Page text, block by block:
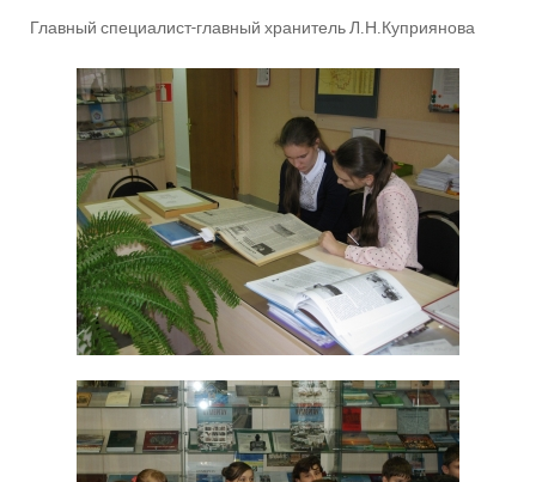
Главный специалист-главный хранитель Л.Н.Куприянова